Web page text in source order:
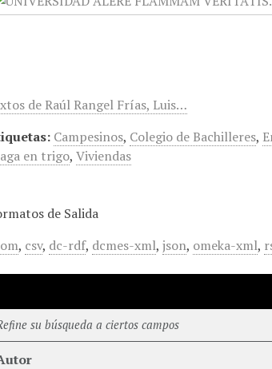
de Raúl Rangel Frías, Luis…
Campesinos, Colegio de Bachilleres,
en trigo,Viviendas
de Salida
, csv, dc-rdf, dcmes-xml,json, omeka-xml,
su búsqueda a ciertos campos